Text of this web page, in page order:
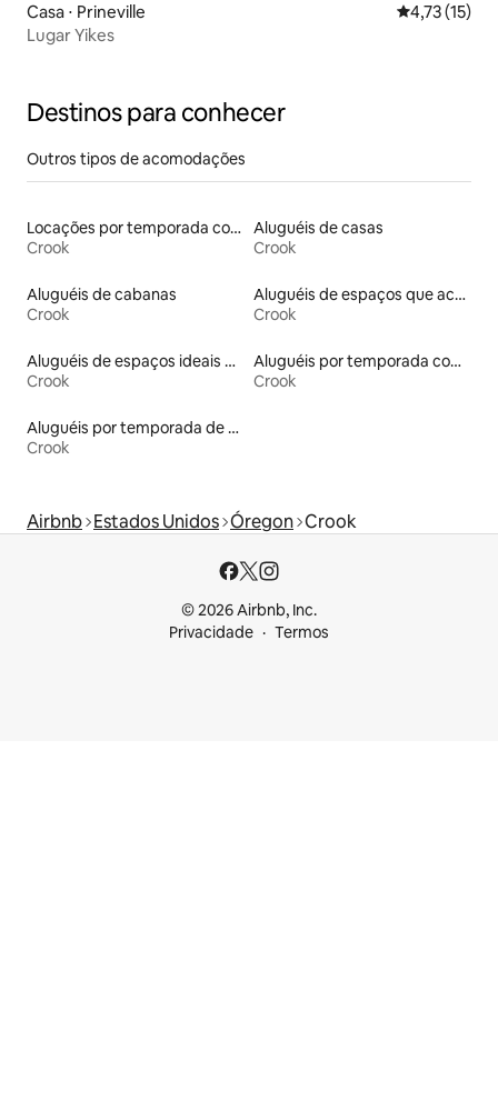
Casa ⋅ Prineville 4,73 de uma
4,73 (15)
Lugar Yikes
Destinos para conhecer
Outros tipos de acomodações
Locações por temporada com piscina
Crook
Aluguéis de casas
Crook
Aluguéis de cabanas
Crook
Aluguéis de espaços que aceitam animais de estimação
Crook
Aluguéis de espaços ideais para famílias
Crook
Aluguéis por temporada com banheira de hidromassagem
Crook
Aluguéis por temporada de acomodações de luxo
Crook
Airbnb Estados Unidos Óregon Crook
© 2026 Airbnb, Inc.
Privacidade
Termos